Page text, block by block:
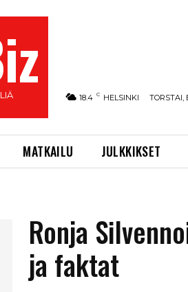
18.4 C HELSINKI TORSTAI,
MATKAILU JULKKIKSET
Ronja
ja faktat